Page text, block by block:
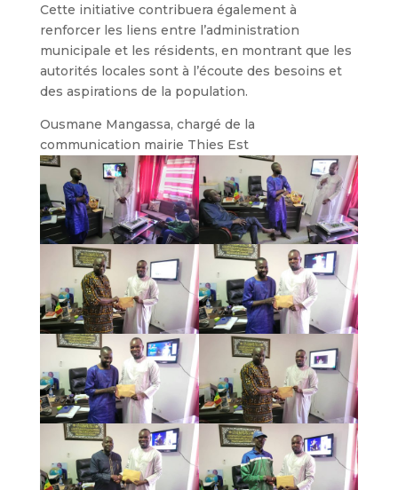
Cette initiative contribuera également à
renforcer les liens entre l’administration
municipale et les résidents, en montrant que les
autorités locales sont à l’écoute des besoins et
des aspirations de la population.
Ousmane Mangassa, chargé de la
communication mairie Thies Est